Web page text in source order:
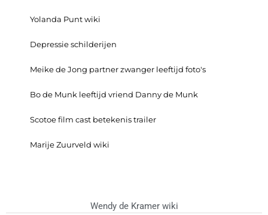
Yolanda Punt wiki
Depressie schilderijen
Meike de Jong partner zwanger leeftijd foto's
Bo de Munk leeftijd vriend Danny de Munk
Scotoe film cast betekenis trailer
Marije Zuurveld wiki
Wendy de Kramer wiki